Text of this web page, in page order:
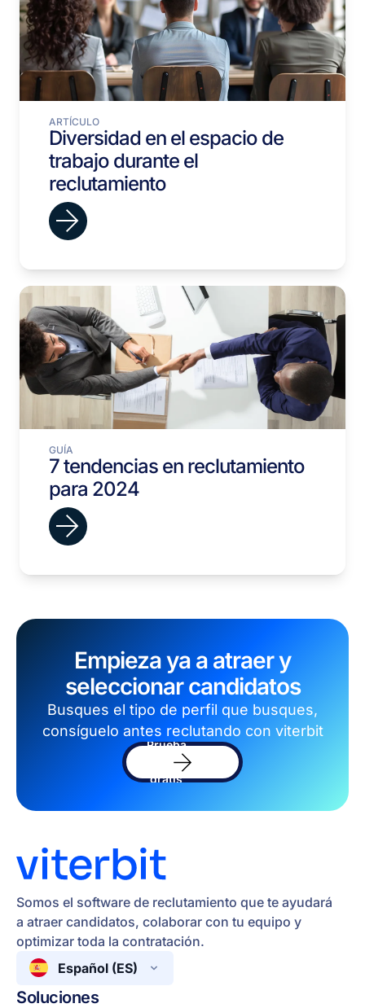
ARTÍCULO
Diversidad en el espacio de
trabajo durante el
reclutamiento
GUÍA
7 tendencias en reclutamiento
para 2024
Empieza ya a atraer y
seleccionar candidatos
Busques el tipo de perfil que busques,
consíguelo antes reclutando con viterbit
Prueba
software
gratis
Somos el software de reclutamiento que te ayudará
a atraer candidatos, colaborar con tu equipo y
optimizar toda la contratación.
Español (ES)
Soluciones